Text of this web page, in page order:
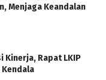
Menjaga Keandalan
Kinerja, Rapat LKIP
Kendala